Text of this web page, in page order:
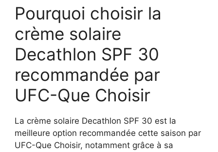
Pourquoi choisir la
crème solaire
Decathlon SPF 30
recommandée par
UFC-Que Choisir
La crème solaire Decathlon SPF 30 est la
meilleure option recommandée cette saison par
UFC-Que Choisir, notamment grâce à sa